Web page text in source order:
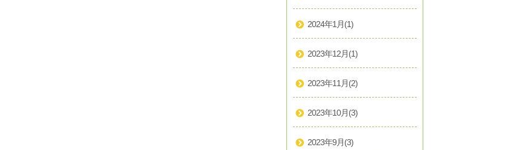
2024年1月(1)
2023年12月(1)
2023年11月(2)
2023年10月(3)
2023年9月(3)